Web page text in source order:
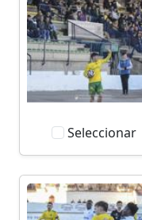
Seleccionar